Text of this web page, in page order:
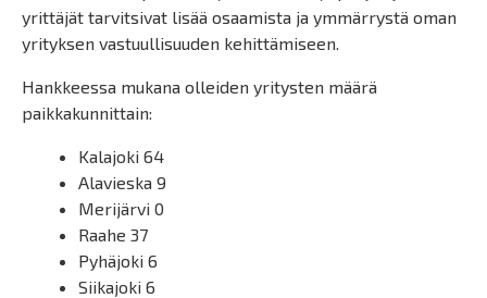
yrittäjät tarvitsivat lisää osaamista ja ymmärrystä oman
yrityksen vastuullisuuden kehittämiseen.
Hankkeessa mukana olleiden yritysten määrä
paikkakunnittain:
Kalajoki 64
Alavieska 9
Merijärvi 0
Raahe 37
Pyhäjoki 6
Siikajoki 6